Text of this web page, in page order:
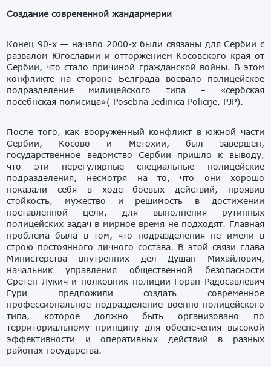
Создание современной жандармерии
Конец 90-х — начало 2000-х были связаны для Сербии с
развалом Югославии и отторжением Косовского края от
Сербии, что стало причиной гражданской войны. В этом
конфликте на стороне Белграда воевало полицейское
подразделение милицейского типа – «сербская
посебнская полисица»( Posebna Jedinica Policije, PJP).
После того, как вооруженный конфликт в южной части
Сербии, Косово и Метохии, был завершен,
государственное ведомство Сербии пришло к выводу,
что эти нерегулярные специальные полицейские
подразделения, несмотря на то, что они хорошо
показали себя в ходе боевых действий, проявив
стойкость, мужество и решимость в достижении
поставленной цели, для выполнения рутинных
полицейских задач в мирное время не подходят. Главная
проблема была в том, что подразделения не имели в
строю постоянного личного состава. В этой связи глава
Министерства внутренних дел Душан Михайлович,
начальник управления общественной безопасности
Сретен Лукич и полковник полиции Горан Радосавлевич
Гури предложили создать современное
профессиональное подразделение военно-полицейского
типа, которое должно быть организовано по
территориальному принципу для обеспечения высокой
эффективности и оперативных действий в разных
районах государства.